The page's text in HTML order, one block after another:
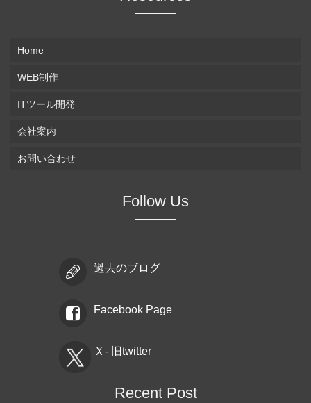
Home
WEB制作
ITツール開発
会社案内
お問い合わせ
Follow Us
過去のブログ
Facebook Page
Ｘ- 旧twitter
Recent Post